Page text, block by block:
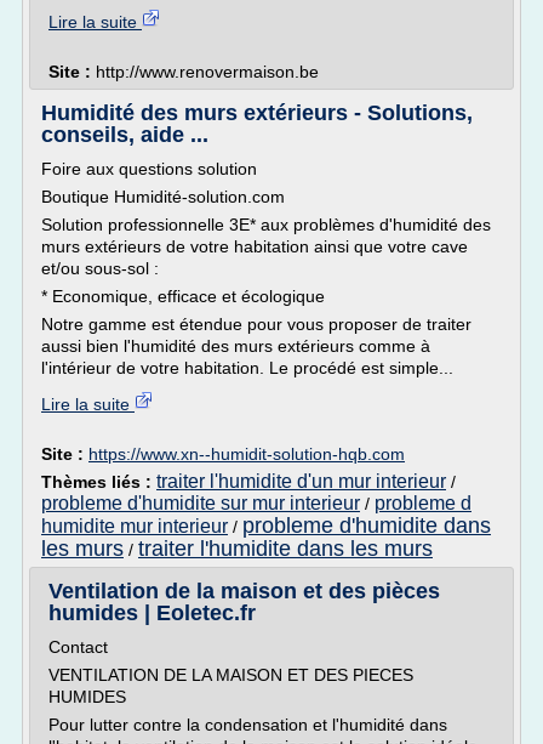
Lire la suite
Site : http://www.renovermaison.be
Humidité des murs extérieurs - Solutions,
conseils, aide ...
Foire aux questions solution
Boutique Humidité-solution.com
Solution professionnelle 3E* aux problèmes d'humidité des
murs extérieurs de votre habitation ainsi que votre cave
et/ou sous-sol :
* Economique, efficace et écologique
Notre gamme est étendue pour vous proposer de traiter
aussi bien l'humidité des murs extérieurs comme à
l'intérieur de votre habitation. Le procédé est simple...
Lire la suite
Site : https://www.xn--humidit-solution-hqb.com
Thèmes liés : traiter l'humidite d'un mur interieur /
probleme d'humidite sur mur interieur / probleme d
humidite mur interieur / probleme d'humidite dans
les murs / traiter l'humidite dans les murs
Ventilation de la maison et des pièces
humides | Eoletec.fr
Contact
VENTILATION DE LA MAISON ET DES PIECES
HUMIDES
Pour lutter contre la condensation et l'humidité dans